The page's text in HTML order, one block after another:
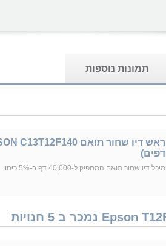
תמונות נוספות
דפים)
מיכל דיו שחור תואם המספיק ל-40,000 דף ב-5% כיסוי